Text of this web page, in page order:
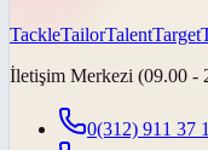
TackleTailorTalentTarget
İletişim Merkezi (09.00 -
0(312) 911 37